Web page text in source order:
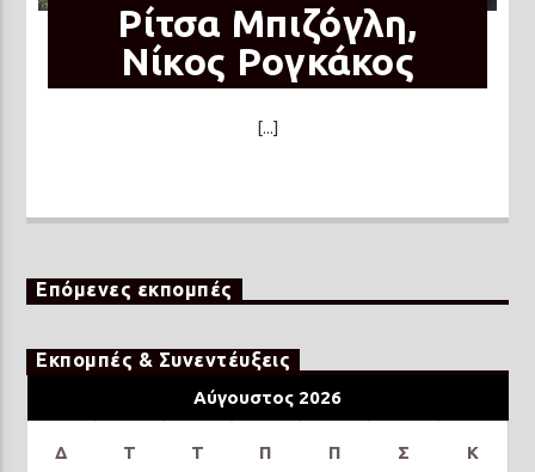
Ρίτσα Μπιζόγλη,
Νίκος Ρογκάκος
[...]
Επόμενες εκπομπές
Εκπομπές & Συνεντέυξεις
Αύγουστος 2026
Δ Τ Τ Π Π Σ Κ